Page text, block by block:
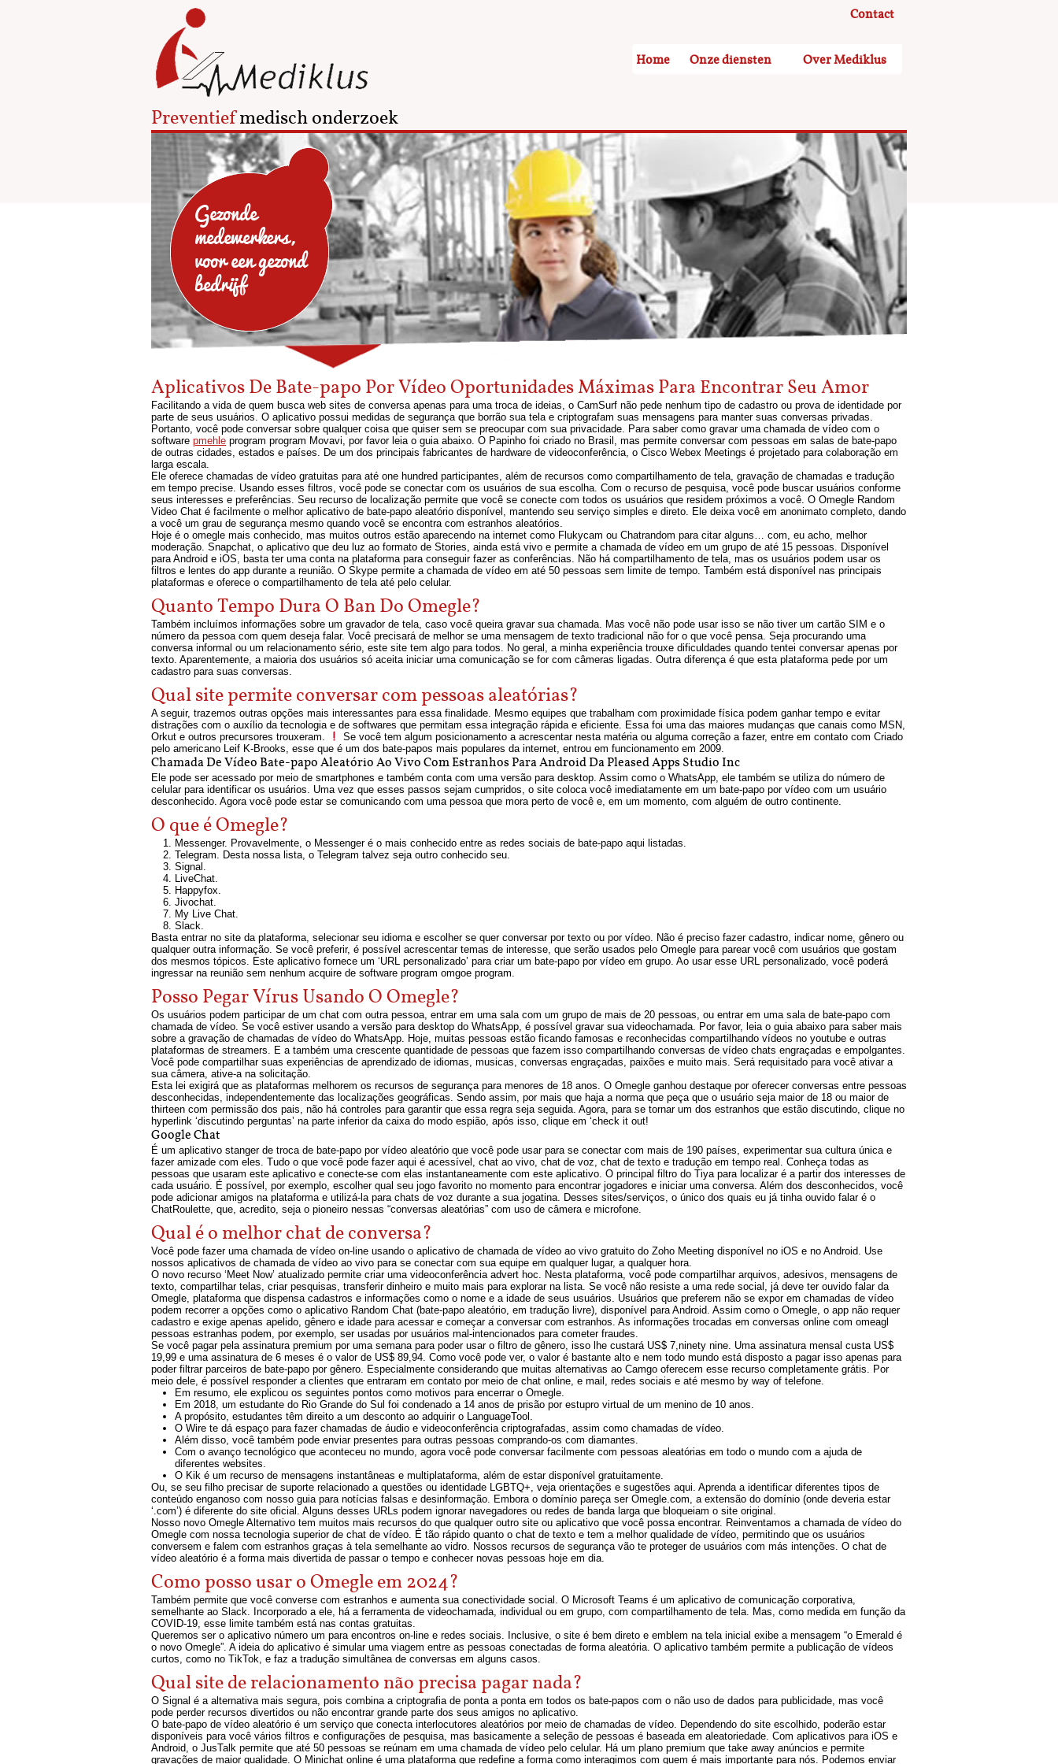
Preventiefmedisch onderzoek
Contact
Home Onze diensten Over Mediklus
Gezonde
medewerkers,
voor een gezond
bedrijf
Aplicativos De Bate-papo Por Vídeo Oportunidades Máximas Para Encontrar Seu Amor
Facilitando a vida de quem busca web sites de conversa apenas para uma troca de ideias, o CamSurf não pede nenhum tipo de cadastro ou prova de identidade por
parte de seus usuários. O aplicativo possui medidas de segurança que borrão sua tela e criptografam suas mensagens para manter suas conversas privadas.
Portanto, você pode conversar sobre qualquer coisa que quiser sem se preocupar com sua privacidade. Para saber como gravar uma chamada de vídeo com o
software pmehle program program Movavi, por favor leia o guia abaixo. O Papinho foi criado no Brasil, mas permite conversar com pessoas em salas de bate-papo
de outras cidades, estados e países. De um dos principais fabricantes de hardware de videoconferência, o Cisco Webex Meetings é projetado para colaboração em
larga escala.
Ele oferece chamadas de vídeo gratuitas para até one hundred participantes, além de recursos como compartilhamento de tela, gravação de chamadas e tradução
em tempo precise. Usando esses filtros, você pode se conectar com os usuários de sua escolha. Com o recurso de pesquisa, você pode buscar usuários conforme
seus interesses e preferências. Seu recurso de localização permite que você se conecte com todos os usuários que residem próximos a você. O Omegle Random
Video Chat é facilmente o melhor aplicativo de bate-papo aleatório disponível, mantendo seu serviço simples e direto. Ele deixa você em anonimato completo, dando
a você um grau de segurança mesmo quando você se encontra com estranhos aleatórios.
Hoje é o omegle mais conhecido, mas muitos outros estão aparecendo na internet como Flukycam ou Chatrandom para citar alguns… com, eu acho, melhor
moderação. Snapchat, o aplicativo que deu luz ao formato de Stories, ainda está vivo e permite a chamada de vídeo em um grupo de até 15 pessoas. Disponível
para Android e iOS, basta ter uma conta na plataforma para conseguir fazer as conferências. Não há compartilhamento de tela, mas os usuários podem usar os
filtros e lentes do app durante a reunião. O Skype permite a chamada de vídeo em até 50 pessoas sem limite de tempo. Também está disponível nas principais
plataformas e oferece o compartilhamento de tela até pelo celular.
Quanto Tempo Dura O Ban Do Omegle?
Também incluímos informações sobre um gravador de tela, caso você queira gravar sua chamada. Mas você não pode usar isso se não tiver um cartão SIM e o
número da pessoa com quem deseja falar. Você precisará de melhor se uma mensagem de texto tradicional não for o que você pensa. Seja procurando uma
conversa informal ou um relacionamento sério, este site tem algo para todos. No geral, a minha experiência trouxe dificuldades quando tentei conversar apenas por
texto. Aparentemente, a maioria dos usuários só aceita iniciar uma comunicação se for com câmeras ligadas. Outra diferença é que esta plataforma pede por um
cadastro para suas conversas.
Qual site permite conversar com pessoas aleatórias?
A seguir, trazemos outras opções mais interessantes para essa finalidade. Mesmo equipes que trabalham com proximidade física podem ganhar tempo e evitar
distrações com o auxílio da tecnologia e de softwares que permitam essa integração rápida e eficiente. Essa foi uma das maiores mudanças que canais como MSN,
Orkut e outros precursores trouxeram.
Se você tem algum posicionamento a acrescentar nesta matéria ou alguma correção a fazer, entre em contato com Criado
pelo americano Leif K-Brooks, esse que é um dos bate-papos mais populares da internet, entrou em funcionamento em 2009.
Chamada De Vídeo Bate-papo Aleatório Ao Vivo Com Estranhos Para Android Da Pleased Apps Studio Inc
Ele pode ser acessado por meio de smartphones e também conta com uma versão para desktop. Assim como o WhatsApp, ele também se utiliza do número de
celular para identificar os usuários. Uma vez que esses passos sejam cumpridos, o site coloca você imediatamente em um bate-papo por vídeo com um usuário
desconhecido. Agora você pode estar se comunicando com uma pessoa que mora perto de você e, em um momento, com alguém de outro continente.
O que é Omegle?
Messenger. Provavelmente, o Messenger é o mais conhecido entre as redes sociais de bate-papo aqui listadas.
Telegram. Desta nossa lista, o Telegram talvez seja outro conhecido seu.
Signal.
LiveChat.
Happyfox.
Jivochat.
My Live Chat.
Slack.
Basta entrar no site da plataforma, selecionar seu idioma e escolher se quer conversar por texto ou por vídeo. Não é preciso fazer cadastro, indicar nome, gênero ou
qualquer outra informação. Se você preferir, é possível acrescentar temas de interesse, que serão usados pelo Omegle para parear você com usuários que gostam
dos mesmos tópicos. Este aplicativo fornece um ‘URL personalizado’ para criar um bate-papo por vídeo em grupo. Ao usar esse URL personalizado, você poderá
ingressar na reunião sem nenhum acquire de software program omgoe program.
Posso Pegar Vírus Usando O Omegle?
Os usuários podem participar de um chat com outra pessoa, entrar em uma sala com um grupo de mais de 20 pessoas, ou entrar em uma sala de bate-papo com
chamada de vídeo. Se você estiver usando a versão para desktop do WhatsApp, é possível gravar sua videochamada. Por favor, leia o guia abaixo para saber mais
sobre a gravação de chamadas de vídeo do WhatsApp. Hoje, muitas pessoas estão ficando famosas e reconhecidas compartilhando vídeos no youtube e outras
plataformas de streamers. E a também uma crescente quantidade de pessoas que fazem isso compartilhando conversas de vídeo chats engraçadas e empolgantes.
Você pode compartilhar suas experiências de aprendizado de idiomas, musicas, conversas engraçadas, paixões e muito mais. Será requisitado para você ativar a
sua câmera, ative-a na solicitação.
Esta lei exigirá que as plataformas melhorem os recursos de segurança para menores de 18 anos. O Omegle ganhou destaque por oferecer conversas entre pessoas
desconhecidas, independentemente das localizações geográficas. Sendo assim, por mais que haja a norma que peça que o usuário seja maior de 18 ou maior de
thirteen com permissão dos pais, não há controles para garantir que essa regra seja seguida. Agora, para se tornar um dos estranhos que estão discutindo, clique no
hyperlink ‘discutindo perguntas’ na parte inferior da caixa do modo espião, após isso, clique em ‘check it out!
Google Chat
É um aplicativo stanger de troca de bate-papo por vídeo aleatório que você pode usar para se conectar com mais de 190 países, experimentar sua cultura única e
fazer amizade com eles. Tudo o que você pode fazer aqui é acessível, chat ao vivo, chat de voz, chat de texto e tradução em tempo real. Conheça todas as
pessoas que usaram este aplicativo e conecte-se com elas instantaneamente com este aplicativo. O principal filtro do Tiya para localizar é a partir dos interesses de
cada usuário. É possível, por exemplo, escolher qual seu jogo favorito no momento para encontrar jogadores e iniciar uma conversa. Além dos desconhecidos, você
pode adicionar amigos na plataforma e utilizá-la para chats de voz durante a sua jogatina. Desses sites/serviços, o único dos quais eu já tinha ouvido falar é o
ChatRoulette, que, acredito, seja o pioneiro nessas “conversas aleatórias” com uso de câmera e microfone.
Qual é o melhor chat de conversa?
Você pode fazer uma chamada de vídeo on-line usando o aplicativo de chamada de vídeo ao vivo gratuito do Zoho Meeting disponível no iOS e no Android. Use
nossos aplicativos de chamada de vídeo ao vivo para se conectar com sua equipe em qualquer lugar, a qualquer hora.
O novo recurso ‘Meet Now’ atualizado permite criar uma videoconferência advert hoc. Nesta plataforma, você pode compartilhar arquivos, adesivos, mensagens de
texto, compartilhar telas, criar pesquisas, transferir dinheiro e muito mais para explorar na lista. Se você não resiste a uma rede social, já deve ter ouvido falar da
Omegle, plataforma que dispensa cadastros e informações como o nome e a idade de seus usuários. Usuários que preferem não se expor em chamadas de vídeo
podem recorrer a opções como o aplicativo Random Chat (bate-papo aleatório, em tradução livre), disponível para Android. Assim como o Omegle, o app não requer
cadastro e exige apenas apelido, gênero e idade para acessar e começar a conversar com estranhos. As informações trocadas em conversas online com omeagl
pessoas estranhas podem, por exemplo, ser usadas por usuários mal-intencionados para cometer fraudes.
Se você pagar pela assinatura premium por uma semana para poder usar o filtro de gênero, isso lhe custará US$ 7,ninety nine. Uma assinatura mensal custa US$
19,99 e uma assinatura de 6 meses é o valor de US$ 89,94. Como você pode ver, o valor é bastante alto e nem todo mundo está disposto a pagar isso apenas para
poder filtrar parceiros de bate-papo por gênero. Especialmente considerando que muitas alternativas ao Camgo oferecem esse recurso completamente grátis. Por
meio dele, é possível responder a clientes que entraram em contato por meio de chat online, e mail, redes sociais e até mesmo by way of telefone.
Em resumo, ele explicou os seguintes pontos como motivos para encerrar o Omegle.
Em 2018, um estudante do Rio Grande do Sul foi condenado a 14 anos de prisão por estupro virtual de um menino de 10 anos.
A propósito, estudantes têm direito a um desconto ao adquirir o LanguageTool.
O Wire te dá espaço para fazer chamadas de áudio e videoconferência criptografadas, assim como chamadas de vídeo.
Além disso, você também pode enviar presentes para outras pessoas comprando-os com diamantes.
Com o avanço tecnológico que aconteceu no mundo, agora você pode conversar facilmente com pessoas aleatórias em todo o mundo com a ajuda de
diferentes websites.
O Kik é um recurso de mensagens instantâneas e multiplataforma, além de estar disponível gratuitamente.
Ou, se seu filho precisar de suporte relacionado a questões ou identidade LGBTQ+, veja orientações e sugestões aqui. Aprenda a identificar diferentes tipos de
conteúdo enganoso com nosso guia para notícias falsas e desinformação. Embora o domínio pareça ser Omegle.com, a extensão do domínio (onde deveria estar
‘.com’) é diferente do site oficial. Alguns desses URLs podem ignorar navegadores ou redes de banda larga que bloqueiam o site original.
Nosso novo Omegle Alternativo tem muitos mais recursos do que qualquer outro site ou aplicativo que você possa encontrar. Reinventamos a chamada de vídeo do
Omegle com nossa tecnologia superior de chat de vídeo. É tão rápido quanto o chat de texto e tem a melhor qualidade de vídeo, permitindo que os usuários
conversem e falem com estranhos graças à tela semelhante ao vidro. Nossos recursos de segurança vão te proteger de usuários com más intenções. O chat de
vídeo aleatório é a forma mais divertida de passar o tempo e conhecer novas pessoas hoje em dia.
Como posso usar o Omegle em 2024?
Também permite que você converse com estranhos e aumenta sua conectividade social. O Microsoft Teams é um aplicativo de comunicação corporativa,
semelhante ao Slack. Incorporado a ele, há a ferramenta de videochamada, individual ou em grupo, com compartilhamento de tela. Mas, como medida em função da
COVID-19, esse limite também está nas contas gratuitas.
Queremos ser o aplicativo número um para encontros on-line e redes sociais. Inclusive, o site é bem direto e emblem na tela inicial exibe a mensagem “o Emerald é
o novo Omegle”. A ideia do aplicativo é simular uma viagem entre as pessoas conectadas de forma aleatória. O aplicativo também permite a publicação de vídeos
curtos, como no TikTok, e faz a tradução simultânea de conversas em alguns casos.
Qual site de relacionamento não precisa pagar nada?
O Signal é a alternativa mais segura, pois combina a criptografia de ponta a ponta em todos os bate-papos com o não uso de dados para publicidade, mas você
pode perder recursos divertidos ou não encontrar grande parte dos seus amigos no aplicativo.
O bate-papo de vídeo aleatório é um serviço que conecta interlocutores aleatórios por meio de chamadas de vídeo. Dependendo do site escolhido, poderão estar
disponíveis para você vários filtros e configurações de pesquisa, mas basicamente a seleção de pessoas é baseada em aleatoriedade. Com aplicativos para iOS e
Android, o JusTalk permite que até 50 pessoas se reúnam em uma chamada de vídeo pelo celular. Há um plano premium que take away anúncios e permite
gravações de maior qualidade. O Minichat online é uma plataforma que redefine a forma como interagimos com quem é mais importante para nós. Podemos enviar